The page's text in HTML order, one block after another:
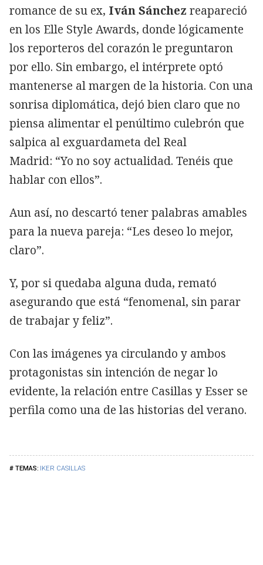
IKER CASILLAS
romance de su ex, Iván Sánchez reapareció
en los Elle Style Awards, donde lógicamente
los reporteros del corazón le preguntaron
por ello. Sin embargo, el intérprete optó
mantenerse al margen de la historia. Con una
sonrisa diplomática, dejó bien claro que no
piensa alimentar el penúltimo culebrón que
salpica al exguardameta del Real
Madrid: “Yo no soy actualidad. Tenéis que
hablar con ellos”.
Aun así, no descartó tener palabras amables
para la nueva pareja: “Les deseo lo mejor,
claro”.
Y, por si quedaba alguna duda, remató
asegurando que está “fenomenal, sin parar
de trabajar y feliz”.
Con las imágenes ya circulando y ambos
protagonistas sin intención de negar lo
evidente, la relación entre Casillas y Esser se
perfila como una de las historias del verano.